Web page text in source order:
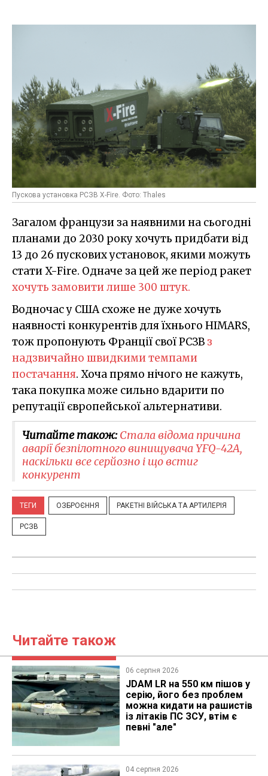
Пускова установка РСЗВ X-Fire. Фото: Thales
Загалом французи за наявними на сьогодні
планами до 2030 року хочуть придбати від
13 до 26 пускових установок, якими можуть
стати X-Fire. Одначе за цей же період ракет
хочуть замовити лише 300 штук.
Водночас у США схоже не дуже хочуть
наявності конкурентів для їхнього HIMARS,
тож пропонують Франції свої РСЗВ з
надзвичайно швидкими темпами
постачання. Хоча прямо нічого не кажуть,
така покупка може сильно вдарити по
репутації європейської альтернативи.
Читайте також:Стала відома причина
аварії безпілотного винищувача YFQ-42A,
наскільки все серйозно і що встиг
конкурент
ТЕГИ ОЗБРОЄННЯ РАКЕТНІ ВІЙСЬКА ТА АРТИЛЕРІЯ
РСЗВ
Читайте також
06 серпня 2026
JDAM LR на 550 км пішов у
серію, його без проблем
можна кидати на рашистів
із літаків ПС ЗСУ, втім є
певні "але"
04 серпня 2026